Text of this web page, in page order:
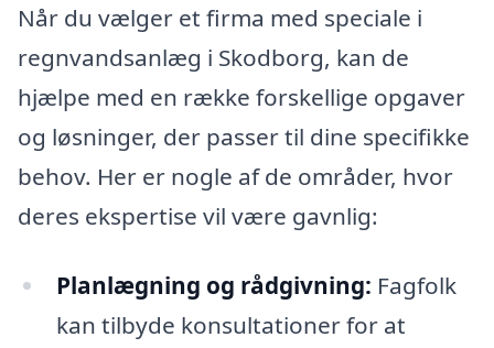
Når du vælger et firma med speciale i
regnvandsanlæg i Skodborg, kan de
hjælpe med en række forskellige opgaver
og løsninger, der passer til dine specifikke
behov. Her er nogle af de områder, hvor
deres ekspertise vil være gavnlig:
Planlægning og rådgivning: Fagfolk
kan tilbyde konsultationer for at